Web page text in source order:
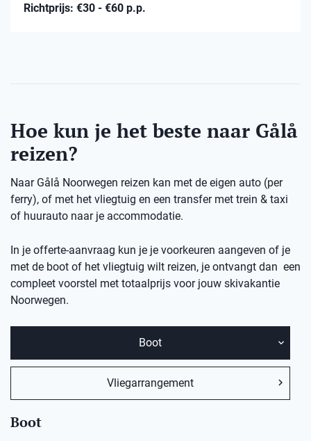
Richtprijs: €30 - €60 p.p.
Hoe kun je het beste naar Gålå
reizen?
Naar Gålå Noorwegen reizen kan met de eigen auto (per
ferry), of met het vliegtuig en een transfer met trein & taxi
of huurauto naar je accommodatie.
In je offerte-aanvraag kun je je voorkeuren aangeven of je
met de boot of het vliegtuig wilt reizen, je ontvangt dan een
compleet voorstel met totaalprijs voor jouw skivakantie
Noorwegen.
Boot
Vliegarrangement
Boot